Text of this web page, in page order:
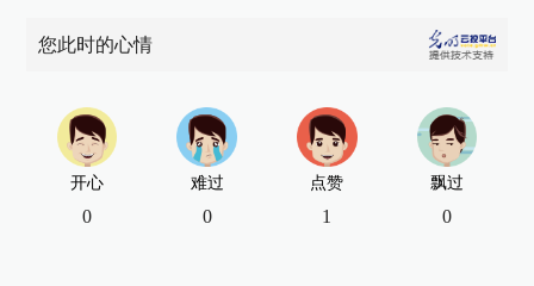
您此时的心情
开心
0
难过
0
点赞
1
飘过
0